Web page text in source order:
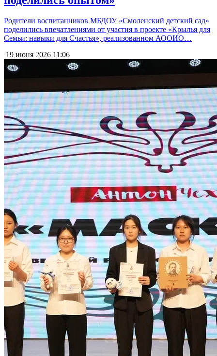
Родители воспитанников МБДОУ «Смоленский детский сад»
поделились впечатлениями от участия в проекте «Крылья для
Семьи: навыки для Счастья», реализованном АООИО…
19 июня 2026 11:06